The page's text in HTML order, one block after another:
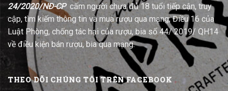
24/2020/NĐ-CPcấm người chưa đủ 18 tuổi tiếp cận, truy
cập, tìm kiếm thông tin và mua rượu qua mạng; Điều 16 của
Luật Phòng, chống tác hại của rượu, bia số 44/ 2019/ QH14
về điều kiện bán rượu, bia qua mạng.
THEO DÕI CHÚNG TÔI TRÊN FACEBOOK